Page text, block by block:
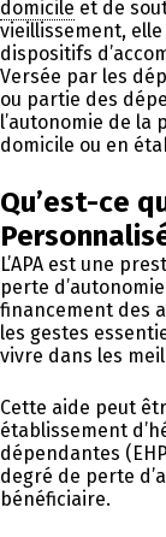
domicile et de
vieillissement,
dispositifs
Versée par les
ou partie des
l’autonomie de la
domicile ou en
Qu’est-ce
L’APA est une
perte
financement des
les gestes
vivre dans les
Cette aide peut
établissement
dépendantes
degré de perte
bénéficiaire.